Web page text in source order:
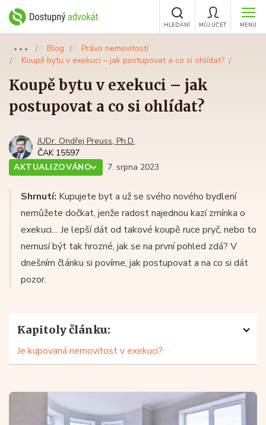
MENU
MŮJ ÚČET
HLEDÁNÍ
●●● Blog
Právo nemovitostí
Koupě bytu v exekuci – jak postupovat a co si ohlídat?
Koupě bytu v exekuci – jak
postupovat a co si ohlídat?
JUDr. Ondřej Preuss, Ph.D.
ČAK 15597
AKTUALIZOVÁNO
7. srpna 2023
Shrnutí: Kupujete byt a už se svého nového bydlení
nemůžete dočkat, jenže radost najednou kazí zmínka o
exekuci… Je lepší dát od takové koupě ruce pryč, nebo to
nemusí být tak hrozné, jak se na první pohled zdá? V
dnešním článku si povíme, jak postupovat a na co si dát
pozor.
Kapitoly článku:
Je kupovaná nemovitost v exekuci?